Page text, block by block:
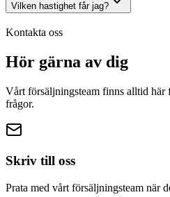
Vilken hastighet får jag?
Kontakta oss
Hör gärna av dig
Vårt försäljningsteam finns alltid här
frågor.
Skriv till oss
Prata med vårt försäljningsteam när